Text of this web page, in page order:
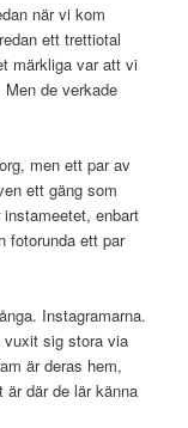
när vi kom
ett trettiotal
märkliga var att vi
de verkade
men ett par av
ett gäng som
enbart
fotorunda ett par
Instagramarna.
sig stora via
är deras hem,
är där de lär känna